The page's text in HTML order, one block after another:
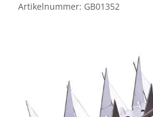
Artikelnummer: GB01352